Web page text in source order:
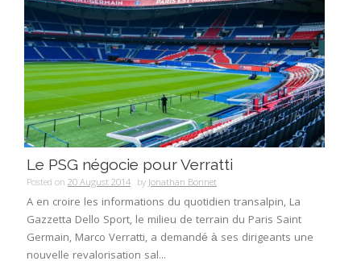
Le PSG négocie pour Verratti
Posted on 20 August 2014 byJonathan Bonnet
A en croire les informations du quotidien transalpin, La
Gazzetta Dello Sport, le milieu de terrain du Paris Saint
Germain, Marco Verratti, a demandé à ses dirigeants une
nouvelle revalorisation sal...